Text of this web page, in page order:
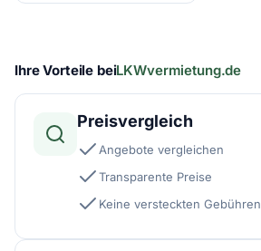
Ihre Vorteile beiLKWvermietung.de
Preisvergleich
Angebote vergleichen
Transparente Preise
Keine versteckten Gebühren